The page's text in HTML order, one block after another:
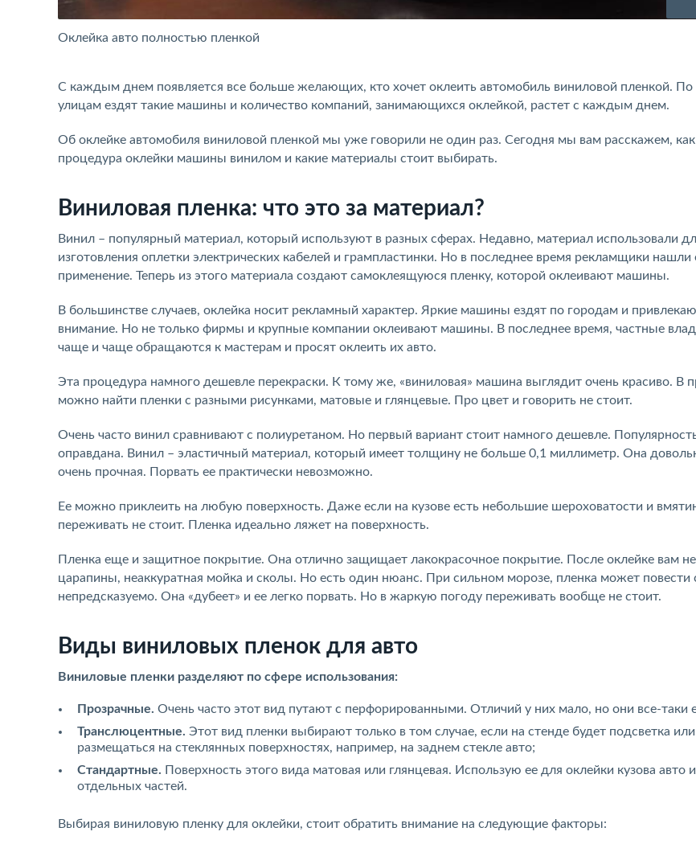
Оклейка авто полностью пленкой
С каждым днем появляется все больше желающих, кто хочет оклеить автомобиль виниловой пленкой. По
улицам ездят такие машины и количество компаний, занимающихся оклейкой, растет с каждым днем.
Об оклейке автомобиля виниловой пленкой мы уже говорили не один раз. Сегодня мы вам расскажем,
процедура оклейки машины винилом и какие материалы стоит выбирать.
Виниловая пленка: что это за материал?
Винил – популярный материал, который используют в разных сферах. Недавно, материал использовали
изготовления оплетки электрических кабелей и грампластинки. Но в последнее время рекламщики нашли
применение. Теперь из этого материала создают самоклеящуюся пленку, которой оклеивают машины.
В большинстве случаев, оклейка носит рекламный характер. Яркие машины ездят по городам и
внимание. Но не только фирмы и крупные компании оклеивают машины. В последнее время, частные
чаще и чаще обращаются к мастерам и просят оклеить их авто.
Эта процедура намного дешевле перекраски. К тому же, «виниловая» машина выглядит очень красиво. В
можно найти пленки с разными рисунками, матовые и глянцевые. Про цвет и говорить не стоит.
Очень часто винил сравнивают с полиуретаном. Но первый вариант стоит намного дешевле.
оправдана. Винил – эластичный материал, который имеет толщину не больше 0,1 миллиметр. Она
очень прочная. Порвать ее практически невозможно.
Ее можно приклеить на любую поверхность. Даже если на кузове есть небольшие шероховатости и
переживать не стоит. Пленка идеально ляжет на поверхность.
Пленка еще и защитное покрытие. Она отлично защищает лакокрасочное покрытие. После оклейке вам
царапины, неаккуратная мойка и сколы. Но есть один нюанс. При сильном морозе, пленка может повести
непредсказуемо. Она «дубеет» и ее легко порвать. Но в жаркую погоду переживать вообще не стоит.
Виды виниловых пленок для авто
Виниловые пленки разделяют по сфере использования:
Прозрачные. Очень часто этот вид путают с перфорированными. Отличий у них мало, но они все-таки
Транслюцентные. Этот вид пленки выбирают только в том случае, если на стенде будет подсветка
размещаться на стеклянных поверхностях, например, на заднем стекле авто;
Стандартные. Поверхность этого вида матовая или глянцевая. Использую ее для оклейки кузова авто
отдельных частей.
Выбирая виниловую пленку для оклейки, стоит обратить внимание на следующие факторы: